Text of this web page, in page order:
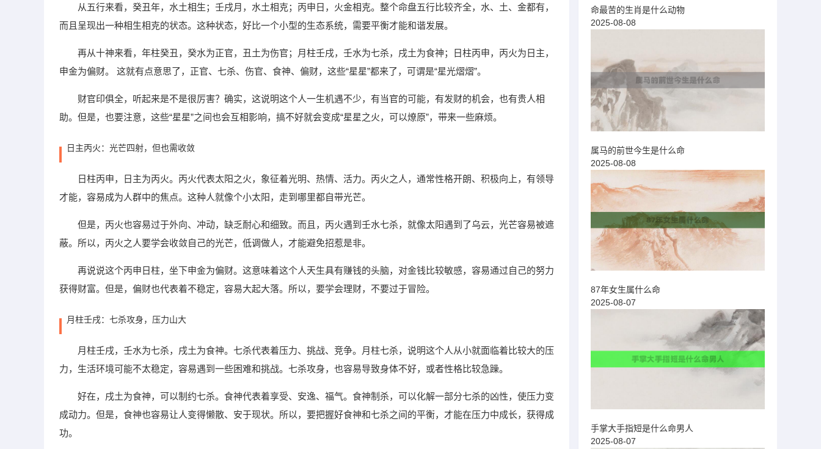
从五行来看，癸丑年，水土相生；壬戌月，水土相克；丙申日，火金相克。整个命盘五行比较齐全，水、土、金都有，
而且呈现出一种相生相克的状态。这种状态，好比一个小型的生态系统，需要平衡才能和谐发展。
再从十神来看，年柱癸丑，癸水为正官，丑土为伤官；月柱壬戌，壬水为七杀，戌土为食神；日柱丙申，丙火为日主，
申金为偏财。 这就有点意思了，正官、七杀、伤官、食神、偏财，这些“星星”都来了，可谓是“星光熠熠”。
财官印俱全，听起来是不是很厉害？确实，这说明这个人一生机遇不少，有当官的可能，有发财的机会，也有贵人相
助。但是，也要注意，这些“星星”之间也会互相影响，搞不好就会变成“星星之火，可以燎原”，带来一些麻烦。
日主丙火：光芒四射，但也需收敛
日柱丙申，日主为丙火。丙火代表太阳之火，象征着光明、热情、活力。丙火之人，通常性格开朗、积极向上，有领导
才能，容易成为人群中的焦点。这种人就像个小太阳，走到哪里都自带光芒。
但是，丙火也容易过于外向、冲动，缺乏耐心和细致。而且，丙火遇到壬水七杀，就像太阳遇到了乌云，光芒容易被遮
蔽。所以，丙火之人要学会收敛自己的光芒，低调做人，才能避免招惹是非。
再说说这个丙申日柱，坐下申金为偏财。这意味着这个人天生具有赚钱的头脑，对金钱比较敏感，容易通过自己的努力
获得财富。但是，偏财也代表着不稳定，容易大起大落。所以，要学会理财，不要过于冒险。
月柱壬戌：七杀攻身，压力山大
月柱壬戌，壬水为七杀，戌土为食神。七杀代表着压力、挑战、竞争。月柱七杀，说明这个人从小就面临着比较大的压
力，生活环境可能不太稳定，容易遇到一些困难和挑战。七杀攻身，也容易导致身体不好，或者性格比较急躁。
好在，戌土为食神，可以制约七杀。食神代表着享受、安逸、福气。食神制杀，可以化解一部分七杀的凶性，使压力变
成动力。但是，食神也容易让人变得懒散、安于现状。所以，要把握好食神和七杀之间的平衡，才能在压力中成长，获得成
功。
命最苦的生肖是什么动物
2025-08-08
属马的前世今生是什么命
2025-08-08
87年女生属什么命
2025-08-07
手掌大手指短是什么命男人
2025-08-07